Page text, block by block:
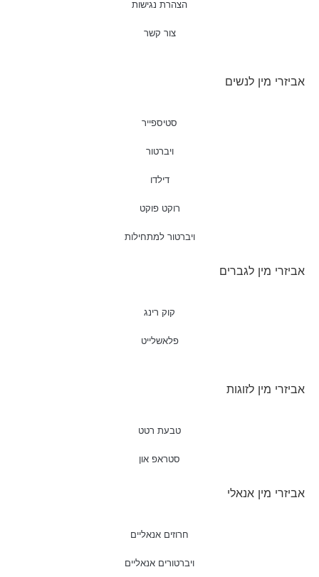
הצהרת נגישות
צור קשר
אביזרי מין לנשים
סטיספייר
ויברטור
דילדו
רוקט פוקט
ויברטור למתחילות
אביזרי מין לגברים
קוק רינג
פלאשלייט
אביזרי מין לזוגות
טבעת רטט
סטראפ און
אביזרי מין אנאלי
חרוזים אנאליים
ויברטורים אנאליים